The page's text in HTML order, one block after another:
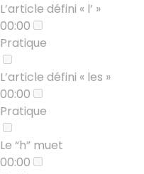
L’article défini « l’ »
00:00
Pratique
L’article défini « les »
00:00
Pratique
Le “h” muet
00:00